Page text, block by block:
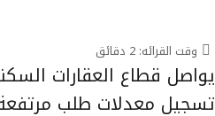
وقت القرائه: 2 دقائق
يواصل قطاع العقارات
تسجيل معدلات طلب